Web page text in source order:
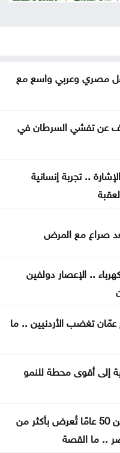
تيليغرام تدّعي
في جباليا شمال
بتنازلات أميركية
فلسطيني واعتقال
مصري وعربي واسع مع
عن تفشي السرطان في
.. تجربة إنسانية
صراع مع المرض
.. الإعصار دولفين
تغضب الأردنيين .. ما
إلى أقوى محطة للنمو
سيارة عمرها أكثر من 50 عامًا تُعرض بأكثر من
.. ما القصة